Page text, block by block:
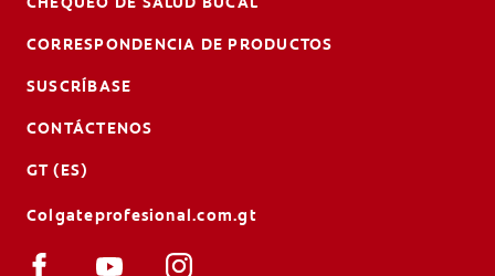
CORRESPONDENCIA DE PRODUCTOS
SUSCRÍBASE
CONTÁCTENOS
GT (ES)
Colgateprofesional.com.gt